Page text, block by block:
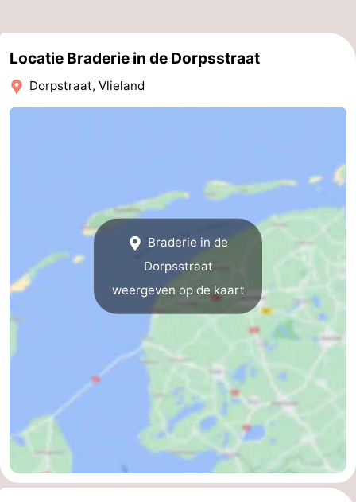
Friesland
-
Terschelling
Texel
Weer
Locatie Braderie in de Dorpsstraat
Dorpstraat, Vlieland
Braderie in de
Dorpsstraat
weergeven op de kaart